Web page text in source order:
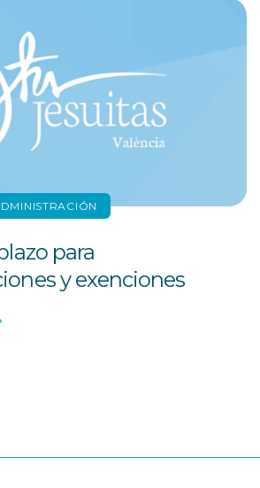
para
y exenciones